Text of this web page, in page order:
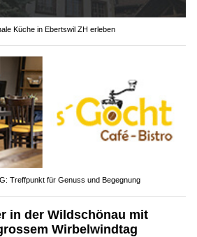
Küche in Ebertswil ZH erleben
Treffpunkt für Genuss und Begegnung
in der Wildschönau mit
Wirbelwindtag